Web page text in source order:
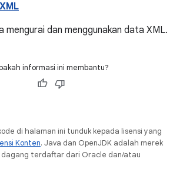
mengurai dan menggunakan data XML.
informasi ini membantu?
di halaman ini tunduk kepada lisensi yang
Konten. Java dan OpenJDK adalah merek
terdaftar dari Oracle dan/atau